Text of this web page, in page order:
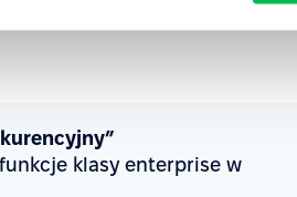
klasy enterprise w